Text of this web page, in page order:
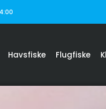
Havsfiske Flugfiske